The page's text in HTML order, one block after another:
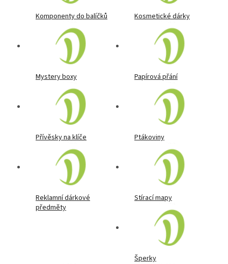
Komponenty do balíčků Kosmetické dárky
Mystery boxy Papírová přání
Přívěsky na klíče Ptákoviny
Reklamní dárkové
předměty
Stírací mapy
Šperky